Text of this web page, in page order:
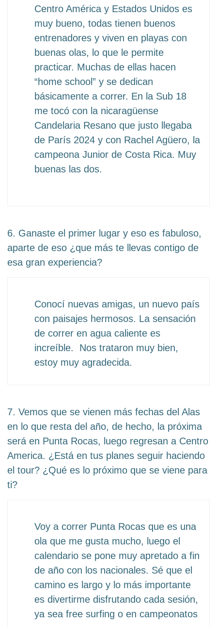
Centro América y Estados Unidos es
muy bueno, todas tienen buenos
entrenadores y viven en playas con
buenas olas, lo que le permite
practicar. Muchas de ellas hacen
“home school” y se dedican
básicamente a correr. En la Sub 18
me tocó con la nicaragüense
Candelaria Resano que justo llegaba
de París 2024 y con Rachel Agüero, la
campeona Junior de Costa Rica. Muy
buenas las dos.
6. Ganaste el primer lugar y eso es fabuloso,
aparte de eso ¿que más te llevas contigo de
esa gran experiencia?
Conocí nuevas amigas, un nuevo país
con paisajes hermosos. La sensación
de correr en agua caliente es
increíble. Nos trataron muy bien,
estoy muy agradecida.
7. Vemos que se vienen más fechas del Alas
en lo que resta del año, de hecho, la próxima
será en Punta Rocas, luego regresan a Centro
America. ¿Está en tus planes seguir haciendo
el tour? ¿Qué es lo próximo que se viene para
ti?
Voy a correr Punta Rocas que es una
ola que me gusta mucho, luego el
calendario se pone muy apretado a fin
de año con los nacionales. Sé que el
camino es largo y lo más importante
es divertirme disfrutando cada sesión,
ya sea free surfing o en campeonatos